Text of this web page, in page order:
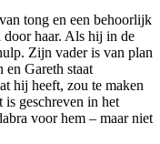
tong en een behoorlijk
door haar. Als hij in de
Zijn vader is van plan
Gareth staat
hij heeft, zou te maken
is geschreven in het
voor hem – maar niet